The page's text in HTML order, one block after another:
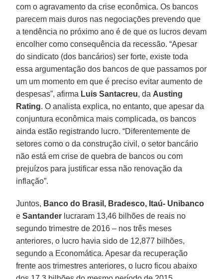
com o agravamento da crise econômica. Os bancos
parecem mais duros nas negociações prevendo que
a tendência no próximo ano é de que os lucros devam
encolher como consequência da recessão. “Apesar
do sindicato (dos bancários) ser forte, existe toda
essa argumentação dos bancos de que passamos por
um um momento em que é preciso evitar aumento de
despesas”, afirma Luis Santacreu, da Austing
Rating. O analista explica, no entanto, que apesar da
conjuntura econômica mais complicada, os bancos
ainda estão registrando lucro. “Diferentemente de
setores como o da construção civil, o setor bancário
não está em crise de quebra de bancos ou com
prejuízos para justificar essa não renovação da
inflação”.
Juntos, Banco do Brasil, Bradesco, Itaú- Unibanco
eSantander lucraram 13,46 bilhões de reais no
segundo trimestre de 2016 – nos três meses
anteriores, o lucro havia sido de 12,877 bilhões,
segundo a Economática. Apesar da recuperação
frente aos trimestres anteriores, o lucro ficou abaixo